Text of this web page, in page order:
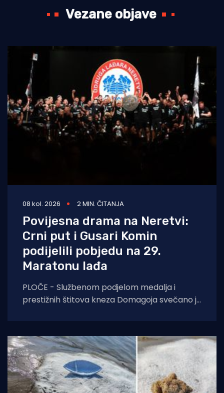
Vezane objave
08 kol. 2026 2 MIN. ČITANJA
Povijesna drama na Neretvi:
Crni put i Gusari Komin
podijelili pobjedu na 29.
Maratonu lađa
PLOČE - Službenom podjelom medalja i
prestižnih štitova kneza Domagoja svečano je